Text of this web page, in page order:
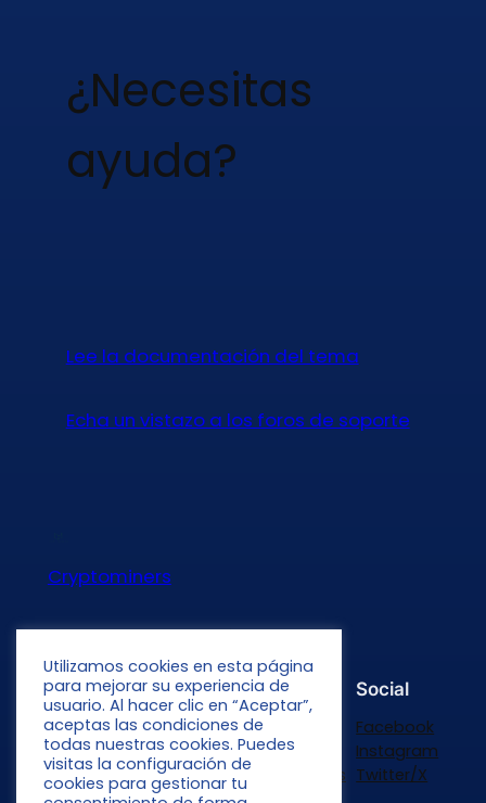
¿Necesitas
ayuda?
Lee la documentación del tema
Echa un vistazo a los foros de soporte
Cryptominers
Venta de Rigs de Minería
Acerca de
Equipo
Historia
Carreras
Privacidad
Política de privacidad
Términos y condiciones
Contacta con consotros
Social
Facebook
Instagram
Twitter/X
Utilizamos cookies en esta página
para mejorar su experiencia de
usuario. Al hacer clic en “Aceptar”,
aceptas las condiciones de
todas nuestras cookies. Puedes
visitas la configuración de
cookies para gestionar tu